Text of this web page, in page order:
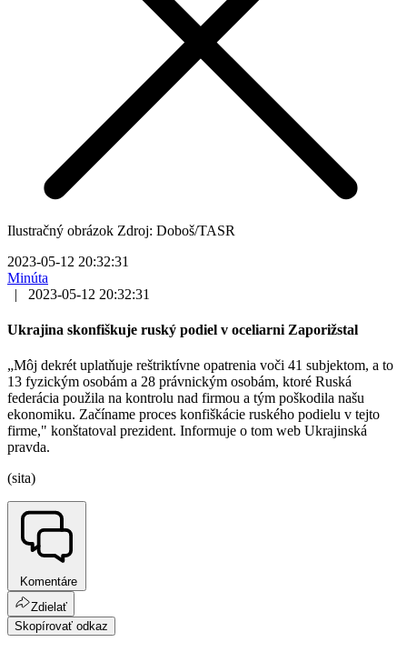
Ilustračný obrázok Zdroj: Doboš/TASR
2023-05-12 20:32:31
Minúta
|
2023-05-12 20:32:31
Ukrajina skonfiškuje ruský podiel v oceliarni Zaporižstal
„Môj dekrét uplatňuje reštriktívne opatrenia voči 41 subjektom, a to
13 fyzickým osobám a 28 právnickým osobám, ktoré Ruská
federácia použila na kontrolu nad firmou a tým poškodila našu
ekonomiku. Začíname proces konfiškácie ruského podielu v tejto
firme," konštatoval prezident. Informuje o tom web Ukrajinská
pravda.
(sita)
Komentáre
Zdielať
Skopírovať odkaz